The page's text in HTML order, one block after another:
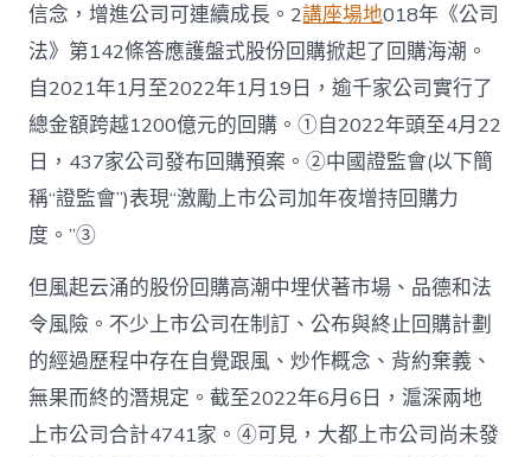
信念，增進公司可連續成長。2講座場地018年《公司
法》第142條答應護盤式股份回購掀起了回購海潮。
自2021年1月至2022年1月19日，逾千家公司實行了
總金額跨越1200億元的回購。①自2022年頭至4月22
日，437家公司發布回購預案。②中國證監會(以下簡
稱“證監會”)表現“激勵上市公司加年夜增持回購力
度。”③
但風起云涌的股份回購高潮中埋伏著市場、品德和法
令風險。不少上市公司在制訂、公布與終止回購計劃
的經過歷程中存在自覺跟風、炒作概念、背約棄義、
無果而終的潛規定。截至2022年6月6日，滬深兩地
上市公司合計4741家。④可見，大都上市公司尚未發